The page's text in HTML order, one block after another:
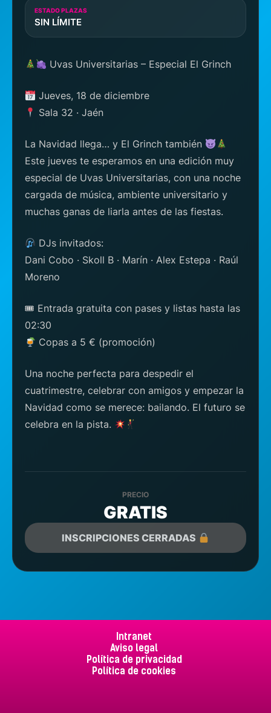
ESTADO PLAZAS
SIN LÍMITE
Uvas Universitarias – Especial El Grinch
Jueves, 18 de diciembre
Sala 32 · Jaén
La Navidad llega… y El Grinch también
Este jueves te esperamos en una edición muy
especial de Uvas Universitarias, con una noche
cargada de música, ambiente universitario y
muchas ganas de liarla antes de las fiestas.
DJs invitados:
Dani Cobo · Skoll B · Marín · Alex Estepa · Raúl
Moreno
🎟 Entrada gratuita con pases y listas hasta las
02:30
Copas a 5 € (promoción)
Una noche perfecta para despedir el
cuatrimestre, celebrar con amigos y empezar la
Navidad como se merece: bailando. El futuro se
celebra en la pista.
PRECIO
GRATIS
INSCRIPCIONES CERRADAS
Intranet
Aviso legal
Política de privacidad
Política de cookies